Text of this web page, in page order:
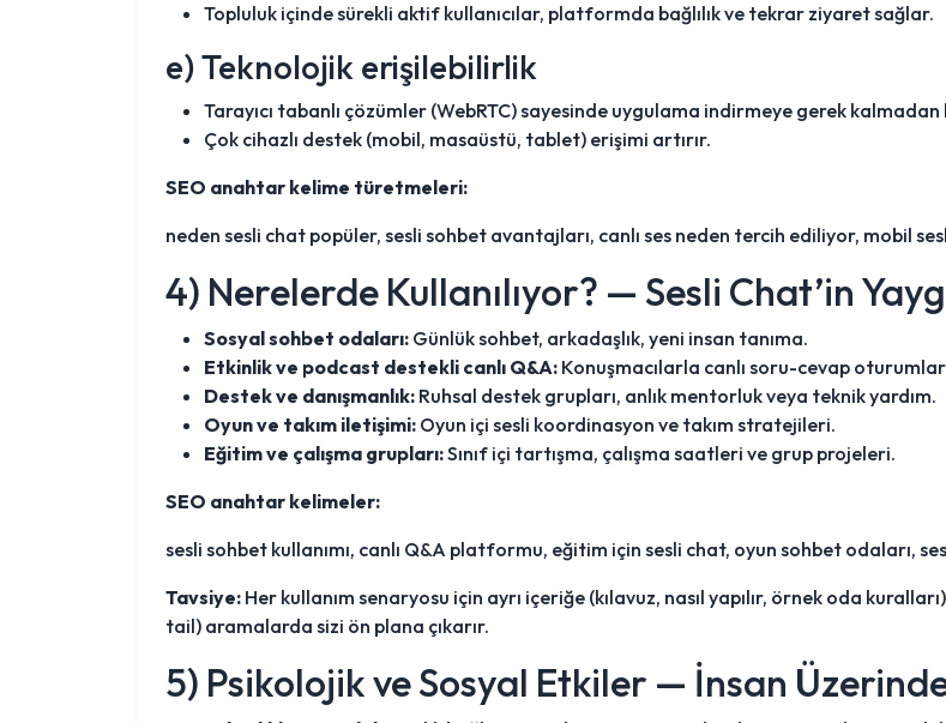
Topluluk içinde sürekli aktif kullanıcılar, platformda bağlılık ve tekrar ziyaret sağlar.
e) Teknolojik erişilebilirlik
Tarayıcı tabanlı çözümler (WebRTC) sayesinde uygulama indirmeye gerek kalmadan
Çok cihazlı destek (mobil, masaüstü, tablet) erişimi artırır.
SEO anahtar kelime türetmeleri:
neden sesli chat popüler, sesli sohbet avantajları, canlı ses neden tercih ediliyor, mobil
4) Nerelerde Kullanılıyor? — Sesli Chat’in
Sosyal sohbet odaları: Günlük sohbet, arkadaşlık, yeni insan tanıma.
Etkinlik ve podcast destekli canlı Q&A: Konuşmacılarla canlı soru-cevap
Destek ve danışmanlık: Ruhsal destek grupları, anlık mentorluk veya teknik yardım.
Oyun ve takım iletişimi: Oyun içi sesli koordinasyon ve takım stratejileri.
Eğitim ve çalışma grupları:Sınıf içi tartışma, çalışma saatleri ve grup projeleri.
SEO anahtar kelimeler:
sesli sohbet kullanımı, canlı Q&A platformu, eğitim için sesli chat, oyun sohbet odaları,
Tavsiye: Her kullanım senaryosu için ayrı içeriğe (kılavuz, nasıl yapılır, örnek oda
tail) aramalarda sizi ön plana çıkarır.
5) Psikolojik ve Sosyal Etkiler — İnsan